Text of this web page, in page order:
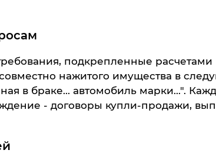
подкрепленные расчетами
нажитого имущества в
в браке... автомобиль марки...".
- договоры купли-продажи,